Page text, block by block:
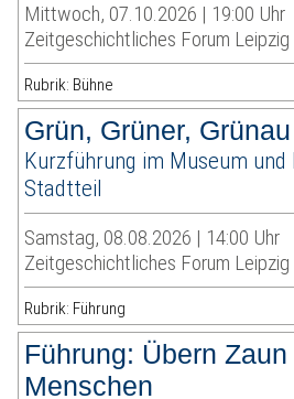
Mittwoch, 07.10.2026 | 19:00 Uhr
Zeitgeschichtliches Forum Leipzig
Rubrik: Bühne
Grün, Grüner, Grünau
Kurzführung im Museum und
Stadtteil
Samstag, 08.08.2026 | 14:00 Uhr
Zeitgeschichtliches Forum Leipzig
Rubrik: Führung
Führung: Übern
Menschen